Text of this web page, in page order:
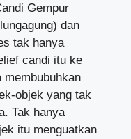
Gempur
dan
tak hanya
candi itu ke
objek yang tak
Tak hanya
itu menguatkan